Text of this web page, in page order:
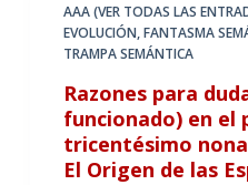
AAA (VER TODAS LAS
EVOLUCIÓN,FANTASMA
TRAMPA SEMÁNTICA
Razones para
funcionado) en el
tricentésimo
El Origen de las